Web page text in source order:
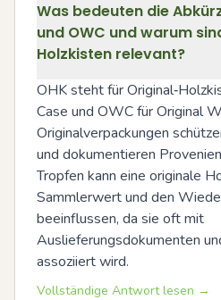
Was bedeuten die
und OWC und warum
Holzkisten relevant?
OHK steht für
Case und OWC für Original
Originalverpackungen
und dokumentieren
Tropfen kann eine originale
Sammlerwert und den
beeinflussen, da sie oft mit
Auslieferungsdokumenten
assoziiert wird.
Vollständige Antwort lesen →